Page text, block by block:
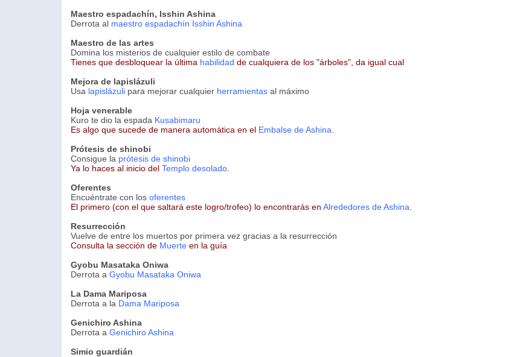
Maestro espadachín, Isshin Ashina
Derrota al maestro espadachín Isshin Ashina
Maestro de las artes
Domina los misterios de cualquier estilo de combate
Tienes que desbloquear la última habilidad de cualquiera de los "árboles", da igual cual
Mejora de lapislázuli
Usa lapislázuli para mejorar cualquier herramientas al máximo
Hoja venerable
Kuro te dio la espada Kusabimaru
Es algo que sucede de manera automática en el Embalse de Ashina
Prótesis de shinobi
Consigue la prótesis de shinobi
Ya lo haces al inicio del Templo desolado
Oferentes
Encuéntrate con los oferentes
El primero (con el que saltará este logro/trofeo) lo encontrarás en Alrededores de Ashina
Resurrección
Vuelve de entre los muertos por primera vez gracias a la resurrección
Consulta la sección de Muerte en la guía
Gyobu Masataka Oniwa
Derrota a Gyobu Masataka Oniwa
La Dama Mariposa
Derrota a la Dama Mariposa
Genichiro Ashina
Derrota a Genichiro Ashina
Simio guardián